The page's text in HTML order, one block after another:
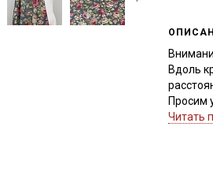
Вдоль
Просим
Читать